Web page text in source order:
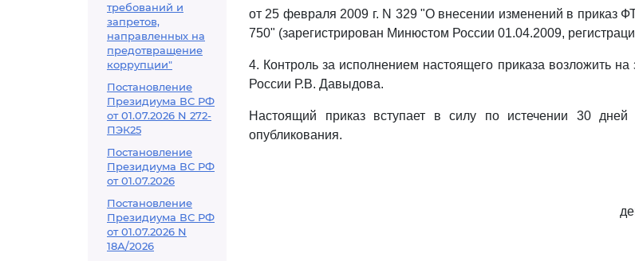
требований и
запретов,
направленных на
предотвращение
коррупции"
Постановление
Президиума ВС РФ
от 01.07.2026 N 272-
ПЭК25
Постановление
Президиума ВС РФ
от 01.07.2026
Постановление
Президиума ВС РФ
от 01.07.2026 N
18А/2026
от 25 февраля 2009 г. N 329 "О внесении изменений в приказ
750" (зарегистрирован Минюстом России 01.04.2009,
4. Контроль за исполнением настоящего приказа возложить
России Р.В. Давыдова.
Настоящий приказ вступает в силу по истечении 30
опубликования.